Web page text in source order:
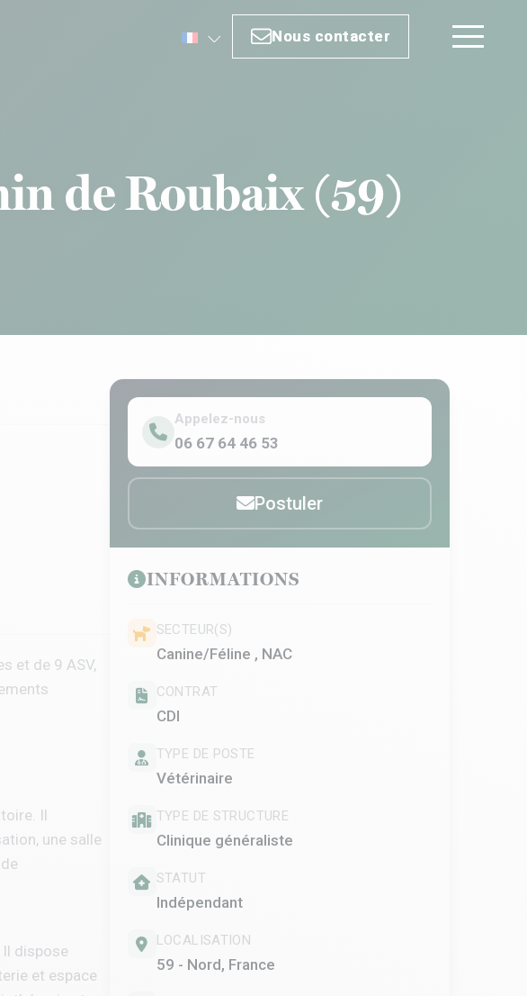
Nous contacter
Nous contacter
de Roubaix (59)
et de 9 ASV,
Il
une salle
dispose
et espace
Appelez-nous
06 67 64 46 53
Postuler
INFORMATIONS
SECTEUR(S)
Canine/Féline , NAC
CONTRAT
CDI
TYPE DE POSTE
Vétérinaire
TYPE DE STRUCTURE
Clinique généraliste
STATUT
Indépendant
LOCALISATION
59 - Nord, France